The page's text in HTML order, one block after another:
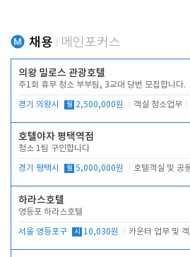
채용 메인포커스
의왕 밀로스 관광호텔
주1회 휴무 청소 부부팀, 3교대 당번 모집합니다.
경기 의왕시 월 2,500,000원 객실 청소업무
호텔야자 평택역점
청소 1팀 구인합니다
경기 평택시 월 5,000,000원
하라스호텔
영등포 하라스호텔
서울 영등포구 시 10,030원